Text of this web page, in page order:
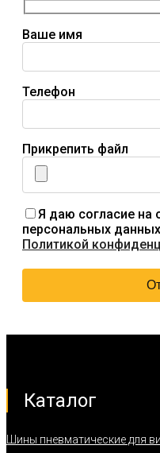
Ваше имя
Телефон
Прикрепить файл
Я даю согласие на
персональных
Политикой
Каталог
Шины пневматические для